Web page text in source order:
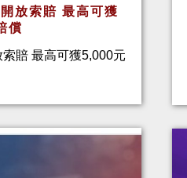
放索賠 最高可獲
償
賠 最高可獲5,000元